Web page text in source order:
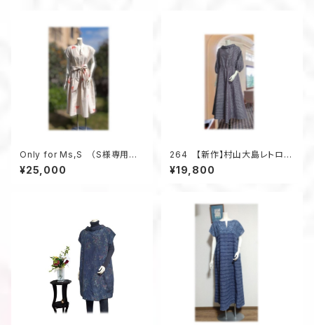
Only for Ms,S （S様専用ペ
ージの為、他のお客様はお買い
求め頂けません）
¥25,000
264 【新作】村山大島レトロな
衿のワンピース（紫・小花柄）
¥19,800